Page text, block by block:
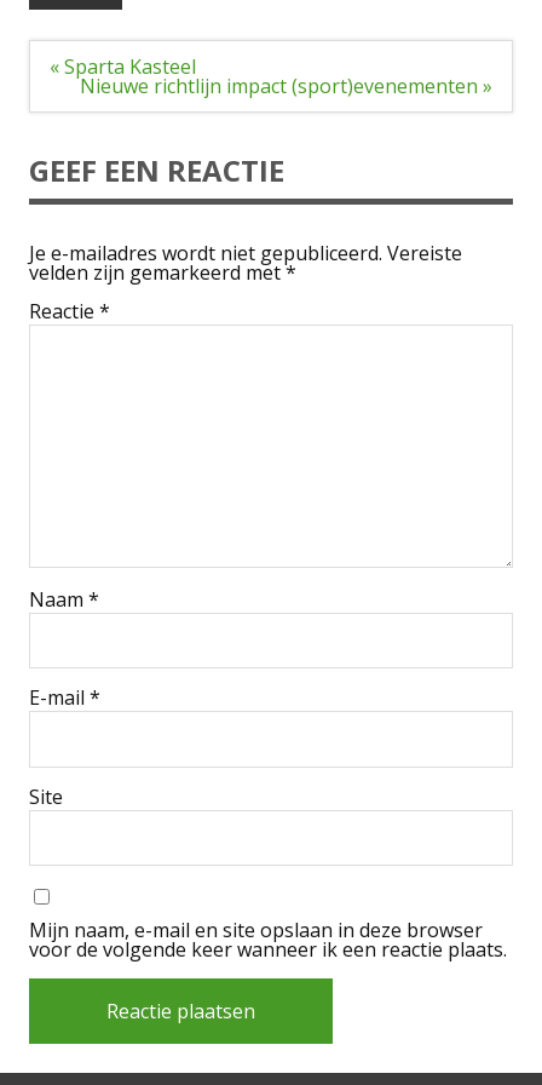
Bericht
navigatie
« Sparta Kasteel
Nieuwe richtlijn impact (sport)evenementen »
GEEF EEN REACTIE
Je e-mailadres wordt niet gepubliceerd. Vereiste
velden zijn gemarkeerd met*
Reactie *
Naam *
E-mail *
Site
Mijn naam, e-mail en site opslaan in deze browser
voor de volgende keer wanneer ik een reactie plaats.